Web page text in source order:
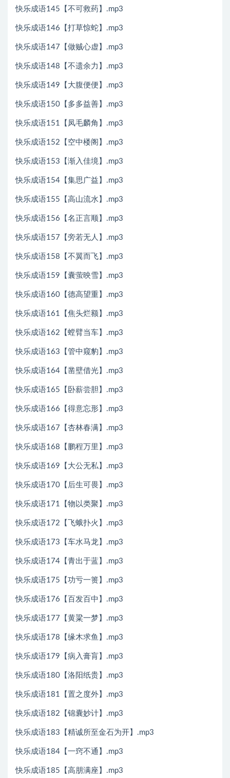
快乐成语145【不可救药】.mp3
快乐成语146【打草惊蛇】.mp3
快乐成语147【做贼心虚】.mp3
快乐成语148【不遗余力】.mp3
快乐成语149【大腹便便】.mp3
快乐成语150【多多益善】.mp3
快乐成语151【凤毛麟角】.mp3
快乐成语152【空中楼阁】.mp3
快乐成语153【渐入佳境】.mp3
快乐成语154【集思广益】.mp3
快乐成语155【高山流水】.mp3
快乐成语156【名正言顺】.mp3
快乐成语157【旁若无人】.mp3
快乐成语158【不翼而飞】.mp3
快乐成语159【囊萤映雪】.mp3
快乐成语160【德高望重】.mp3
快乐成语161【焦头烂额】.mp3
快乐成语162【螳臂当车】.mp3
快乐成语163【管中窥豹】.mp3
快乐成语164【凿壁借光】.mp3
快乐成语165【卧薪尝胆】.mp3
快乐成语166【得意忘形】.mp3
快乐成语167【杏林春满】.mp3
快乐成语168【鹏程万里】.mp3
快乐成语169【大公无私】.mp3
快乐成语170【后生可畏】.mp3
快乐成语171【物以类聚】.mp3
快乐成语172【飞蛾扑火】.mp3
快乐成语173【车水马龙】.mp3
快乐成语174【青出于蓝】.mp3
快乐成语175【功亏一篑】.mp3
快乐成语176【百发百中】.mp3
快乐成语177【黄粱一梦】.mp3
快乐成语178【缘木求鱼】.mp3
快乐成语179【病入膏肓】.mp3
快乐成语180【洛阳纸贵】.mp3
快乐成语181【置之度外】.mp3
快乐成语182【锦囊妙计】.mp3
快乐成语183【精诚所至金石为开】.mp3
快乐成语184【一窍不通】.mp3
快乐成语185【高朋满座】.mp3